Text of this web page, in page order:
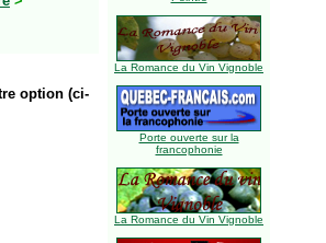
option (ci-
La Romance du Vin Vignoble
Porte ouverte sur la
francophonie
La Romance du Vin Vignoble